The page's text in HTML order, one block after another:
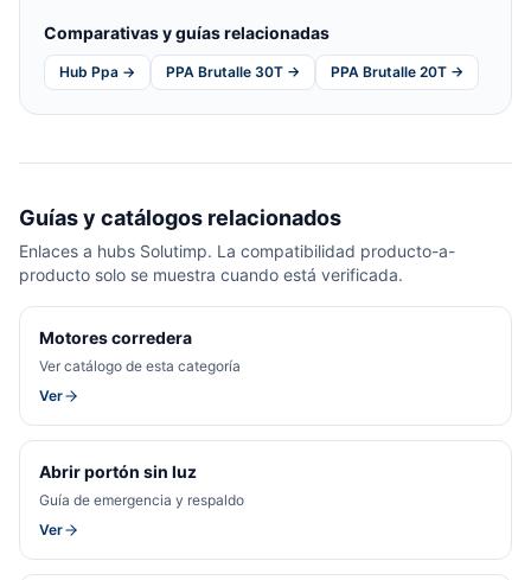
Comparativas y guías relacionadas
Hub Ppa → PPA Brutalle 30T → PPA Brutalle 20T →
Guías y catálogos relacionados
Enlaces a hubs Solutimp. La compatibilidad producto-a-
producto solo se muestra cuando está verificada.
Motores corredera
Ver catálogo de esta categoría
Ver
Abrir portón sin luz
Guía de emergencia y respaldo
Ver